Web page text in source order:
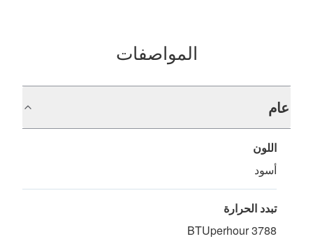
المواصفات
عام
اللون
أسود
تبدد الحرارة
3788 BTUperhour